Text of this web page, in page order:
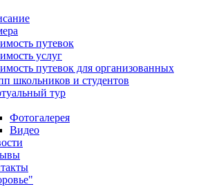
путевок
услуг
путевок для организованных
школьников и студентов
тур
Фотогалерея
Видео